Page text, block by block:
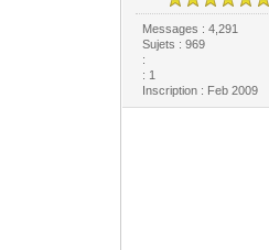
Messages : 4,291
Sujets : 969
:
: 1
Inscription : Feb 2009